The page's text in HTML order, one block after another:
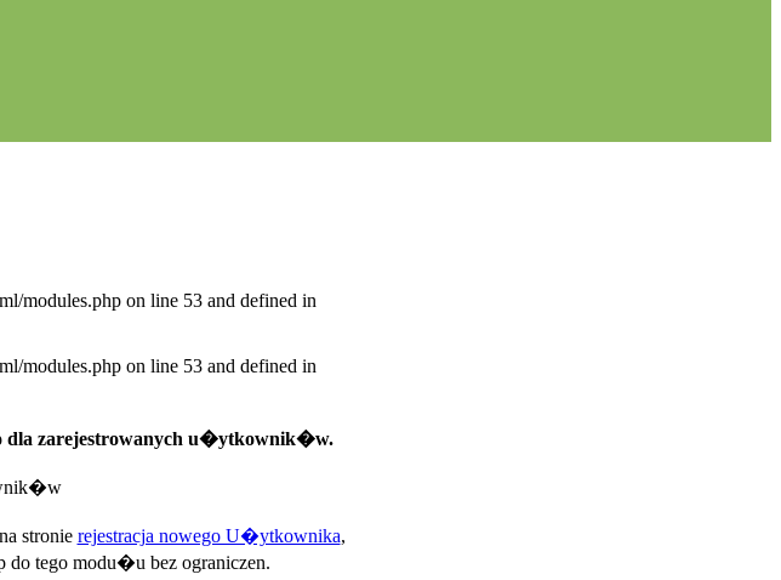
modules.php on line 53 and defined in
modules.php on line 53 and defined in
zarejestrowanych u�ytkownik�w.
stronie rejestracja nowego U�ytkownika,
do tego modu�u bez ograniczen.